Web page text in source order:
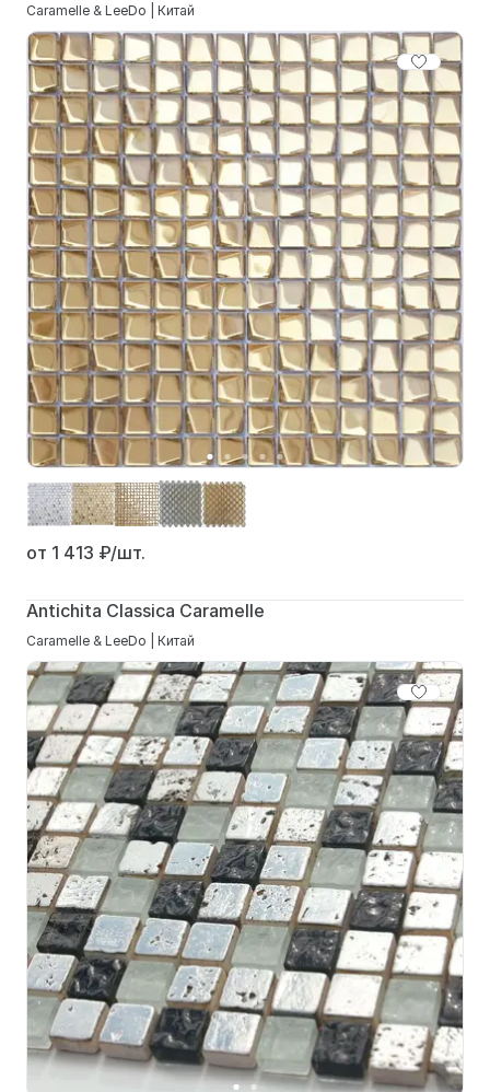
Caramelle & LeeDo | Китай
от 1 413 ₽/шт.
Antichita Classica Caramelle
Caramelle & LeeDo | Китай